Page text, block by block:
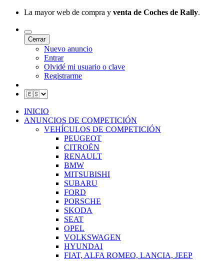
La mayor web de compra y venta de Coches de Rally.
Cerrar
Nuevo anuncio
Entrar
Olvidé mi usuario o clave
Registrarme
INICIO
ANUNCIOS DE COMPETICIÓN
VEHÍCULOS DE COMPETICIÓN
PEUGEOT
CITROËN
RENAULT
BMW
MITSUBISHI
SUBARU
FORD
PORSCHE
SKODA
SEAT
OPEL
VOLKSWAGEN
HYUNDAI
FIAT, ALFA ROMEO, LANCIA, JEEP